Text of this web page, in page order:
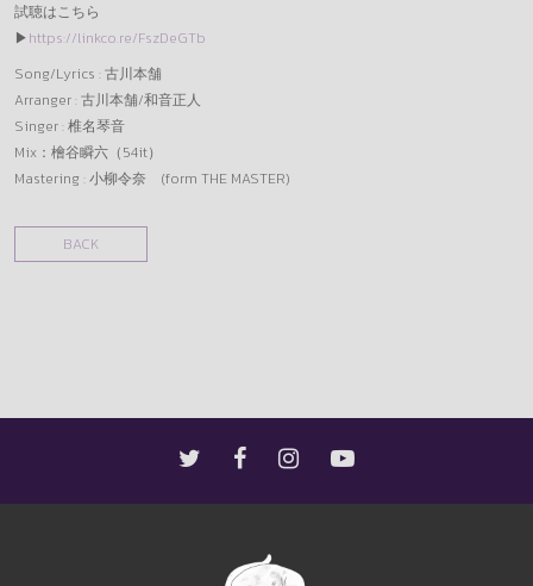
試聴はこちら
▶https://linkco.re/FszDeGTb
Song/Lyrics : 古川本舗
Arranger : 古川本舗/和音正人
Singer : 椎名琴音
Mix：檜谷瞬六（54it）
Mastering : 小柳令奈 (form THE MASTER)
BACK